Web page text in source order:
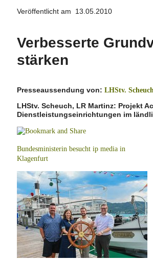
Veröffentlicht am 13.05.2010
Verbesserte
stärken
Presseaussendung von: LHStv. Scheuch
LHStv. Scheuch, LR Martinz: Projekt
Dienstleistungseinrichtungen im
Bundesministerin besucht ip media in
Klagenfurt